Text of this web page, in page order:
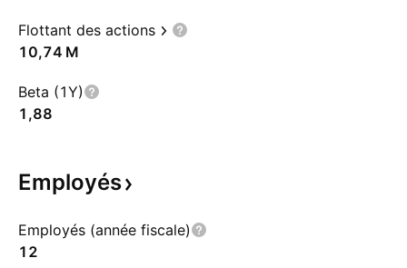
Flottant des actions
‪10,74 M‬
Beta (1Y)
1,88
Employés
Employés (année fiscale)
12